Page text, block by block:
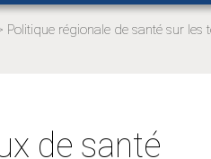
Politique régionale de santé sur les
de santé